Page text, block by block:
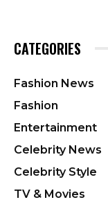
CATEGORIES
Fashion News
Fashion
Entertainment
Celebrity News
Celebrity Style
TV & Movies